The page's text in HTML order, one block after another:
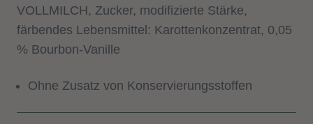
VOLLMILCH, Zucker, modifizierte Stärke,
färbendes Lebensmittel: Karottenkonzentrat, 0,05
% Bourbon-Vanille
Ohne Zusatz von Konservierungsstoffen